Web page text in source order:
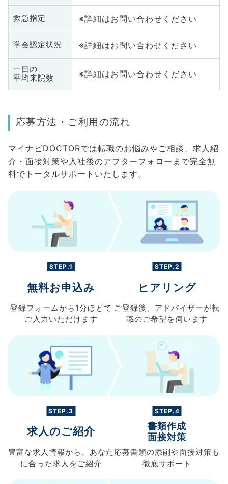
救急指定 ※詳細はお問い合わせください
学会認定状況 ※詳細はお問い合わせください
一日の
平均来院数
※詳細はお問い合わせください
応募方法・ご利用の流れ
マイナビDOCTORでは転職のお悩みやご相談、求人紹
介・面接対策や入社後のアフターフォローまで完全無
料でトータルサポートいたします。
STEP.1
無料お申込み
登録フォームから 1分ほどで
ご入力 いただけます
STEP.2
ヒアリング
ご登録後、 アドバイザーが転
職のご希望を伺います
STEP.3
求人のご紹介
豊富な求人情報から、 あなた
に合った求人を ご紹介
STEP.4
書類作成
面接対策
応募書類の添削や面接対策も
徹底サポート